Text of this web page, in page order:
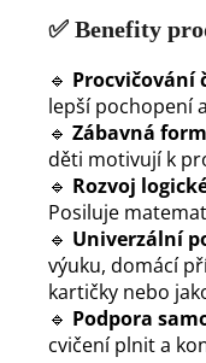
✅ Benefity
🔹 Procvičování
lepší pochopení
🔹 Zábavná
děti motivují k
🔹 Rozvoj
Posiluje
🔹 Univerzální
výuku, domácí
kartičky nebo
🔹 Podpora
cvičení plnit a